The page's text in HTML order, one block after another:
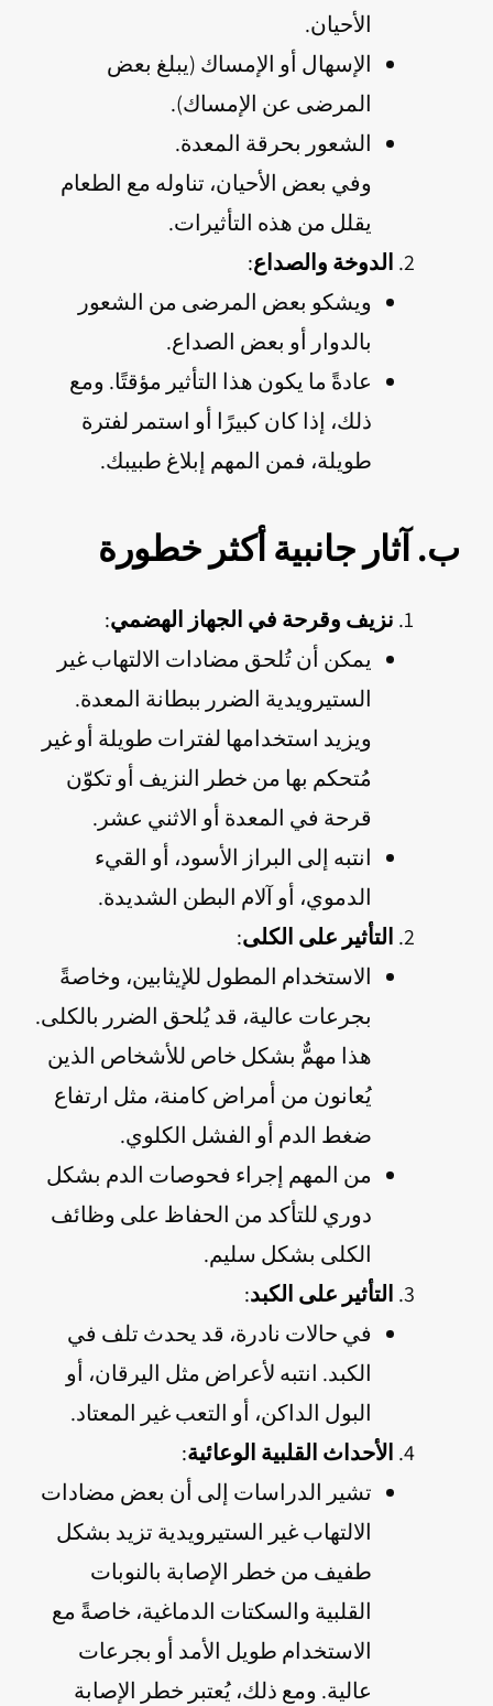
الأحيان.
الإسهال أو الإمساك (يبلغ بعض
المرضى عن الإمساك).
الشعور بحرقة المعدة.
وفي بعض الأحيان، تناوله مع الطعام
يقلل من هذه التأثيرات.
الدوخة والصداع:
ويشكو بعض المرضى من الشعور
بالدوار أو بعض الصداع.
عادةً ما يكون هذا التأثير مؤقتًا. ومع
ذلك، إذا كان كبيرًا أو استمر لفترة
طويلة، فمن المهم إبلاغ طبيبك.
ب. آثار جانبية أكثر خطورة
نزيف وقرحة في الجهاز الهضمي:
يمكن أن تُلحق مضادات الالتهاب غير
الستيرويدية الضرر ببطانة المعدة.
ويزيد استخدامها لفترات طويلة أو غير
مُتحكم بها من خطر النزيف أو تكوّن
قرحة في المعدة أو الاثني عشر.
انتبه إلى البراز الأسود، أو القيء
الدموي، أو آلام البطن الشديدة.
التأثير على الكلى:
الاستخدام المطول للإيثابين، وخاصةً
بجرعات عالية، قد يُلحق الضرر بالكلى.
هذا مهمٌّ بشكل خاص للأشخاص الذين
يُعانون من أمراض كامنة، مثل ارتفاع
ضغط الدم أو الفشل الكلوي.
من المهم إجراء فحوصات الدم بشكل
دوري للتأكد من الحفاظ على وظائف
الكلى بشكل سليم.
التأثير على الكبد:
في حالات نادرة، قد يحدث تلف في
الكبد. انتبه لأعراض مثل اليرقان، أو
البول الداكن، أو التعب غير المعتاد.
الأحداث القلبية الوعائية:
تشير الدراسات إلى أن بعض مضادات
الالتهاب غير الستيرويدية تزيد بشكل
طفيف من خطر الإصابة بالنوبات
القلبية والسكتات الدماغية، خاصةً مع
الاستخدام طويل الأمد أو بجرعات
عالية. ومع ذلك، يُعتبر خطر الإصابة